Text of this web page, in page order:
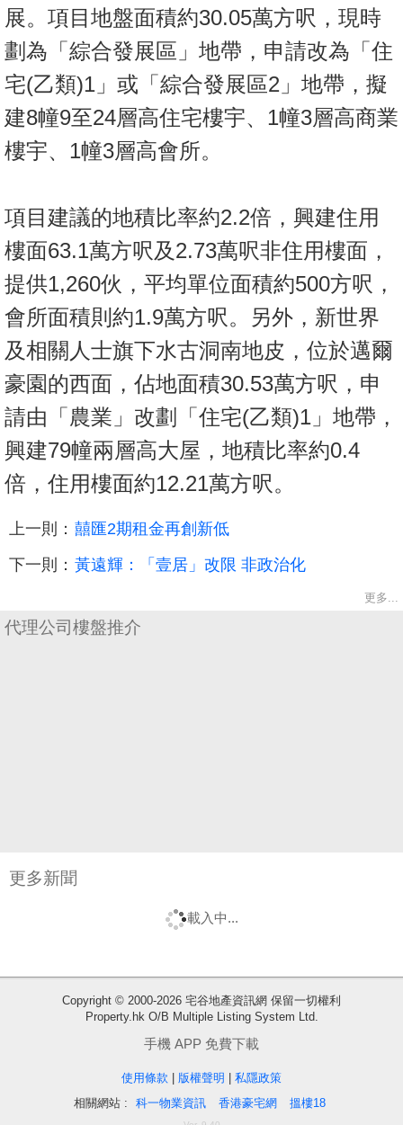
展。項目地盤面積約30.05萬方呎，現時
劃為「綜合發展區」地帶，申請改為「住
宅(乙類)1」或「綜合發展區2」地帶，擬
建8幢9至24層高住宅樓宇、1幢3層高商業
樓宇、1幢3層高會所。
項目建議的地積比率約2.2倍，興建住用
樓面63.1萬方呎及2.73萬呎非住用樓面，
提供1,260伙，平均單位面積約500方呎，
會所面積則約1.9萬方呎。另外，新世界
及相關人士旗下水古洞南地皮，位於邁爾
豪園的西面，佔地面積30.53萬方呎，申
請由「農業」改劃「住宅(乙類)1」地帶，
興建79幢兩層高大屋，地積比率約0.4
倍，住用樓面約12.21萬方呎。
上一則： 囍匯2期租金再創新低
下一則： 黃遠輝：「壹居」改限 非政治化
更多...
代理公司樓盤推介
更多新聞
載入中...
Copyright © 2000-2026 宅谷地產資訊網 保留一切權利
Property.hk O/B Multiple Listing System Ltd.
手機 APP 免費下載
使用條款 版權聲明
私隱政策
相關網站 :
科一物業資訊 香港豪宅網 搵樓18